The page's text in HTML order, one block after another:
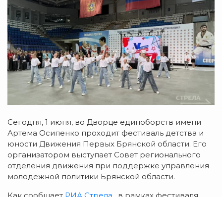
Сегодня, 1 июня, во Дворце единоборств имени
Артема Осипенко проходит фестиваль детства и
юности Движения Первых Брянской области. Его
организатором выступает Совет регионального
отделения движения при поддержке управления
молодежной политики Брянской области.